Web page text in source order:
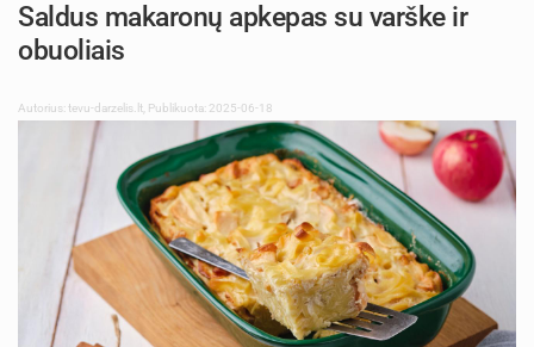
Saldus makaronų apkepas su varške ir
obuoliais
Autorius:tevu-darzelis.lt Publikuota: 2025-06-18